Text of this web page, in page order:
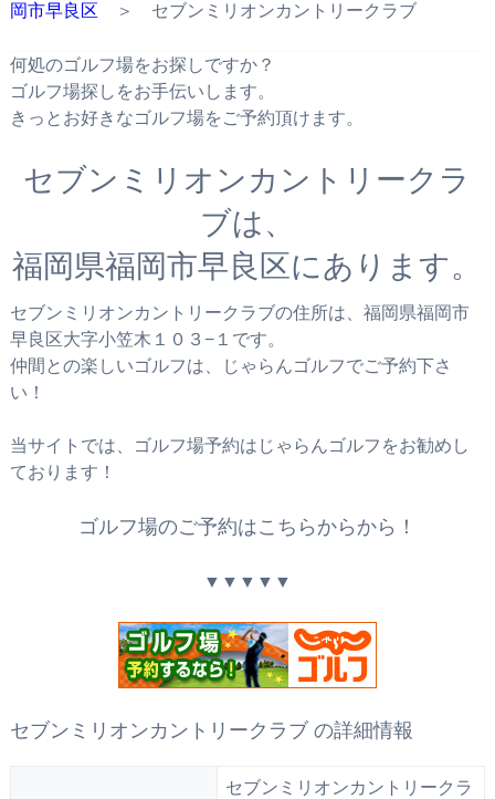
岡市早良区 ＞ セブンミリオンカントリークラブ
何処のゴルフ場をお探しですか？
ゴルフ場探しをお手伝いします。
きっとお好きなゴルフ場をご予約頂けます。
セブンミリオンカントリークラ
ブは、
福岡県福岡市早良区にあります。
セブンミリオンカントリークラブの住所は、福岡県福岡市
早良区大字小笠木１０３−１です。
仲間との楽しいゴルフは、じゃらんゴルフでご予約下さ
い！
当サイトでは、ゴルフ場予約はじゃらんゴルフをお勧めし
ております！
ゴルフ場のご予約はこちらからから！
▼▼▼▼▼
セブンミリオンカントリークラブ の詳細情報
セブンミリオンカントリークラ